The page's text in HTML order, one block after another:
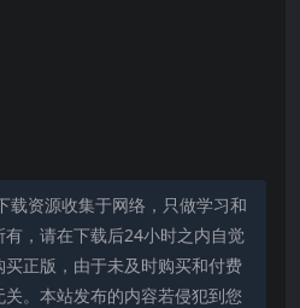
载资源收集于网络，只做学习和
，请在下载后24小时之内自觉
正版，由于未及时购买和付费
。本站发布的内容若侵犯到您